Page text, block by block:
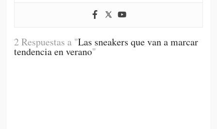
2 Respuestas a "Las sneakers que van a marcar
tendencia en verano"